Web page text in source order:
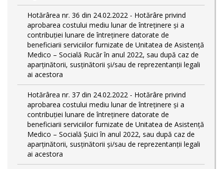
Hotărârea nr. 36 din 24.02.2022 - Hotărâre privind
aprobarea costului mediu lunar de întreținere și a
contribuției lunare de întreținere datorate de
beneficiarii serviciilor furnizate de Unitatea de Asistență
Medico – Socială Rucăr în anul 2022, sau după caz de
aparținătorii, susținătorii și/sau de reprezentanții legali
ai acestora
Hotărârea nr. 37 din 24.02.2022 - Hotărâre privind
aprobarea costului mediu lunar de întreținere și a
contribuției lunare de întreținere datorate de
beneficiarii serviciilor furnizate de Unitatea de Asistență
Medico – Socială Șuici în anul 2022, sau după caz de
aparținătorii, susținătorii și/sau de reprezentanții legali
ai acestora